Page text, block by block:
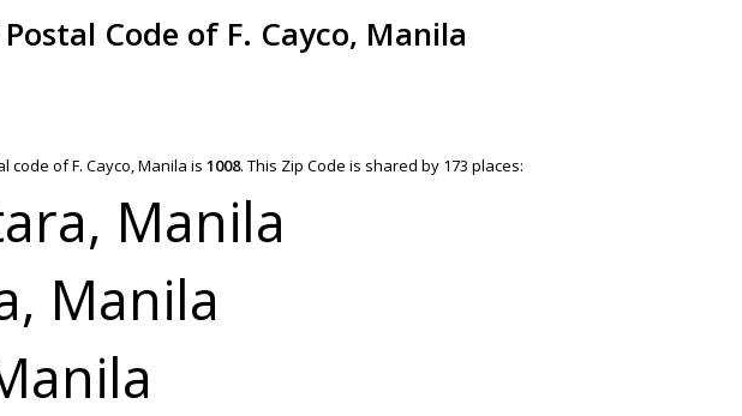
Code of F. Cayco, Manila
code of F. Cayco, Manila is 1008. This Zip Code is shared by 173 places:
Manila
Manila